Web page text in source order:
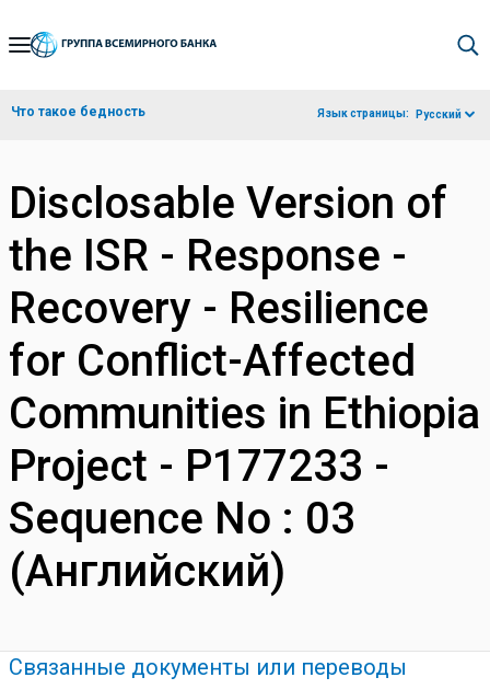
Skip
Navigation
Что такое бедность Язык страницы: Русский
Disclosable Version of
the ISR - Response -
Recovery - Resilience
for Conflict-Affected
Communities in Ethiopia
Project - P177233 -
Sequence No : 03
(Английский)
Связанные документы или переводы